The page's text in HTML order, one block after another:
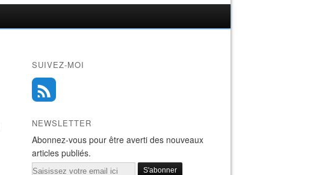
SUIVEZ-MOI
NEWSLETTER
Abonnez-vous pour être averti des nouveaux
articles publiés.
Email